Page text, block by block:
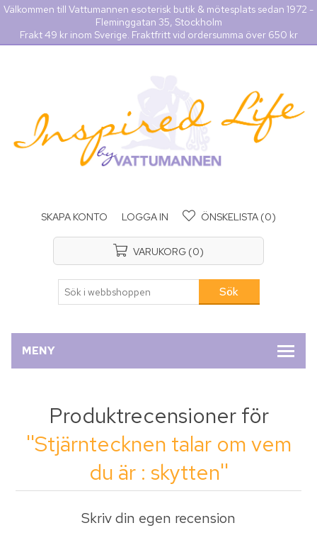
Välkommen till Vattumannen esoterisk butik & mötesplats sedan 1972 -
Fleminggatan 35, Stockholm
Frakt 49 kr inom Sverige. Fraktfritt vid ordersumma över 650 kr
SKAPA KONTO LOGGA IN ÖNSKELISTA (0)
VARUKORG (0)
MENY
Produktrecensioner för
Stjärntecknen talar om vem
du är : skytten
Skriv din egen recension